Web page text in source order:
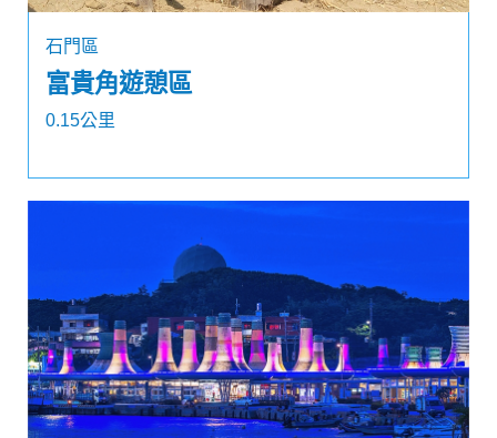
石門區
富貴角遊憩區
0.15公里